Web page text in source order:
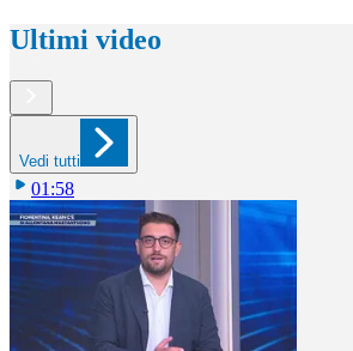
Ultimi video
Vedi tutti
01:58